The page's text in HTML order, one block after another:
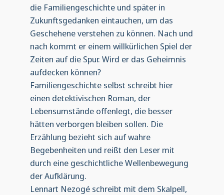
die Familiengeschichte und später in
Zukunftsgedanken eintauchen, um das
Geschehene verstehen zu können. Nach und
nach kommt er einem willkürlichen Spiel der
Zeiten auf die Spur. Wird er das Geheimnis
aufdecken können?
Familiengeschichte selbst schreibt hier
einen detektivischen Roman, der
Lebensumstände offenlegt, die besser
hätten verborgen bleiben sollen. Die
Erzählung bezieht sich auf wahre
Begebenheiten und reißt den Leser mit
durch eine geschichtliche Wellenbewegung
der Aufklärung.
Lennart Nezogé schreibt mit dem Skalpell,